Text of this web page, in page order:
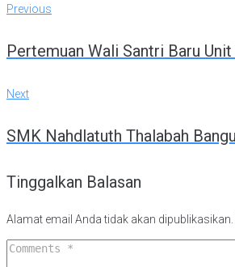
Navigasi
pos
Previous
Previous
Pertemuan Wali Santri Baru
Next
Next
SMK Nahdlatuth Thalabah
Tinggalkan Balasan
Alamat email Anda tidak akan dipublikasikan.